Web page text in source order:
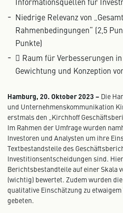
Niedrige Relevanz von
Rahmenbedingungen“ (2,5
Punkte)
 Raum für Verbesserungen
Gewichtung und Konzeption
Hamburg, 20. Oktober 2023 – Die
und Unternehmenskommunikation
erstmals den „Kirchhoff
Im Rahmen der Umfrage wurden
Investoren und Analysten um ihre
Textbestandsteile des
Investitionsentscheidungen sind.
Berichtsbestandteile auf einer Skala
(wichtig) bewertet. Zudem wurden
qualitative Einschätzung zu
gebeten.